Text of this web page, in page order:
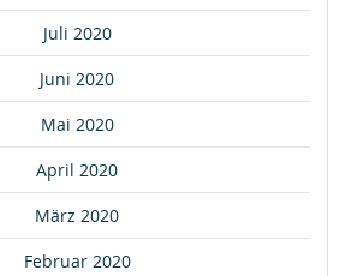
Juli 2020
Juni 2020
Mai 2020
April 2020
März 2020
Februar 2020